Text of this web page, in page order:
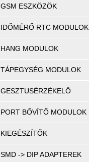
GSM ESZKÖZÖK
IDŐMÉRŐ RTC MODULOK
HANG MODULOK
TÁPEGYSÉG MODULOK
GESZTUSÉRZÉKELŐ
PORT BŐVÍTŐ MODULOK
KIEGÉSZÍTŐK
SMD -> DIP ADAPTEREK